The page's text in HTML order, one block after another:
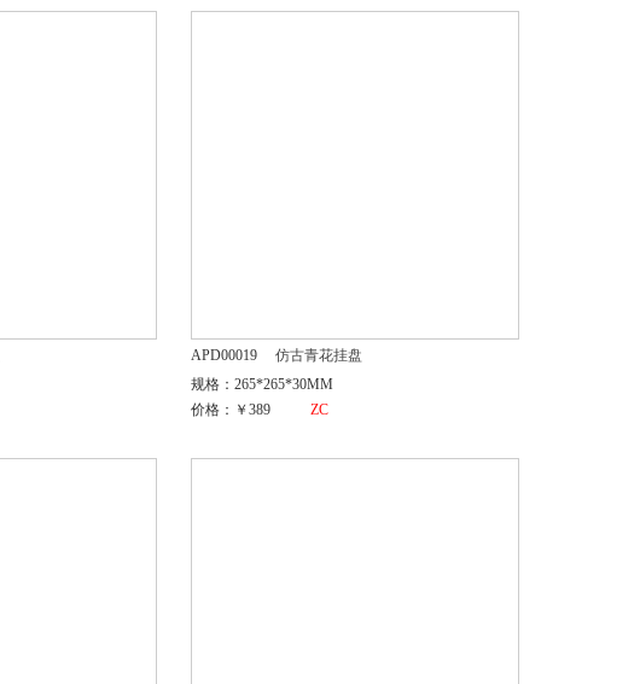
APD00019
仿古青花挂盘
规格：265*265*30MM
价格：￥389
ZC